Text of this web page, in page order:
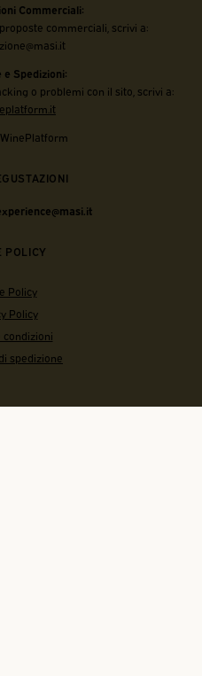
Commerciali:
commerciali, scrivi a:
e Spedizioni:
o problemi con il sito, scrivi a:
POLICY
Policy
Policy
condizioni
spedizione